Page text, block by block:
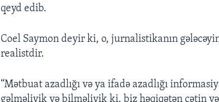
qeyd edib.
Coel Saymon deyir ki, o, jurnalistikanın
realistdir.
“Mətbuat azadlığı və ya ifadə azadlığı
gəlməliyik və bilməliyik ki, biz həqiqətən çətin